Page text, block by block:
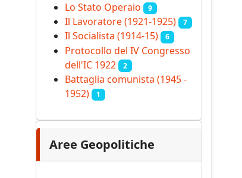
Lo Stato Operaio 9
Il Lavoratore (1921-1925) 7
Il Socialista (1914‑15) 6
Protocollo del IV Congresso
dell'IC 1922
2
Battaglia comunista (1945 -
1952)
1
Aree Geopolitiche